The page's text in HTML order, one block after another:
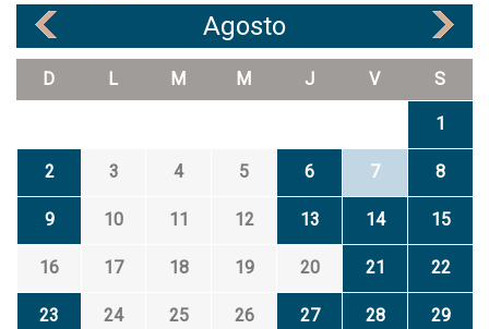
Agosto
D L M M J V S
1
2 3 4 5 6 7 8
9 10 11 12 13 14 15
16 17 18 19 20 21 22
23 24 25 26 27 28 29